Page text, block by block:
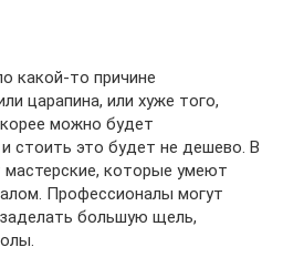
какой-то причине
царапина, или хуже того,
можно будет
стоить это будет не дешево. В
которые умеют
Профессионалы могут
большую щель,